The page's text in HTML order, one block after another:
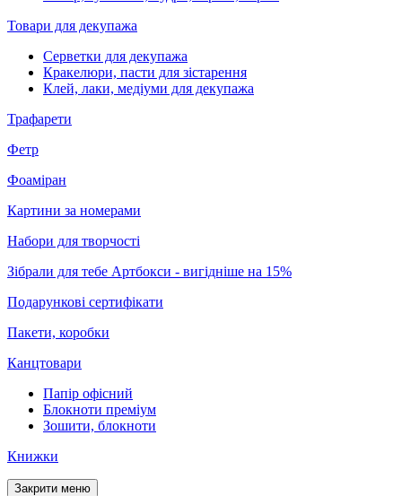
Товари для декупажа
Серветки для декупажа
Кракелюри, пасти для зістарення
Клей, лаки, медіуми для декупажа
Трафарети
Фетр
Фоаміран
Картини за номерами
Набори для творчості
Зібрали для тебе Артбокси - вигідніше на 15%
Подарункові сертифікати
Пакети, коробки
Канцтовари
Папір офісний
Блокноти преміум
Зошити, блокноти
Книжки
Закрити меню